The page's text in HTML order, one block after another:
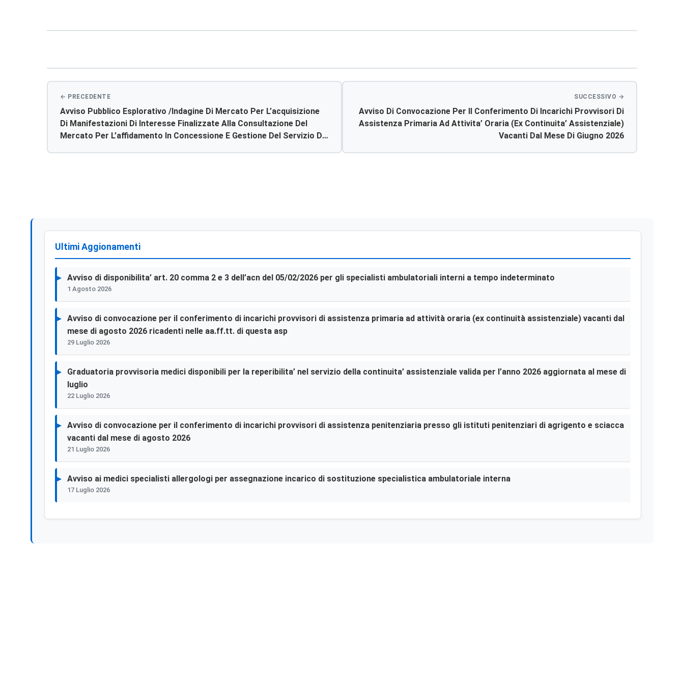
articoli
Avviso Pubblico Esplorativo /indagine Di Mercato Per L’acquisizione
Di Manifestazioni Di Interesse Finalizzate Alla Consultazione Del
Mercato Per L’affidamento In Concessione E Gestione Del Servizio Di
Avviso Di Convocazione Per Il Conferimento Di Incarichi Provvisori Di
Assistenza Primaria Ad Attivita’ Oraria (ex Continuita’ Assistenziale)
Vacanti Dal Mese Di Giugno 2026
Ultimi Aggionamenti
Avviso di disponibilita’ art. 20 comma 2 e 3 dell’acn del 05/02/2026 per gli specialisti ambulatoriali interni a tempo indeterminato
1 Agosto 2026
Avviso di convocazione per il conferimento di incarichi provvisori di assistenza primaria ad attività oraria (ex continuità assistenziale) vacanti dal
mese di agosto 2026 ricadenti nelle aa.ff.tt. di questa asp
29 Luglio 2026
Graduatoria provvisoria medici disponibili per la reperibilita’ nel servizio della continuita’ assistenziale valida per l’anno 2026 aggiornata al mese di
luglio
22 Luglio 2026
Avviso di convocazione per il conferimento di incarichi provvisori di assistenza penitenziaria presso gli istituti penitenziari di agrigento e sciacca
vacanti dal mese di agosto 2026
21 Luglio 2026
Avviso ai medici specialisti allergologi per assegnazione incarico di sostituzione specialistica ambulatoriale interna
17 Luglio 2026